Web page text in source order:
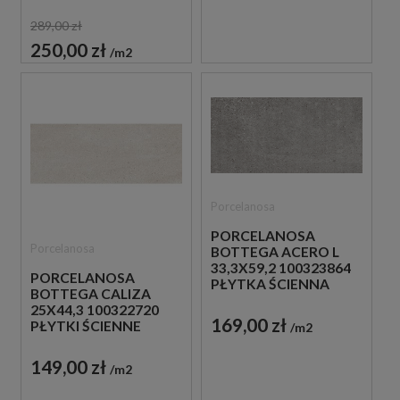
289,00 zł
250,00 zł m2
PORCELANOSA
BOTTEGA CALIZA
25X44,3 100322720
PŁYTKI ŚCIENNE
149,00 zł m2
PORCELANOSA
BOTTEGA ACERO L
33,3X59,2 100323864
PŁYTKA ŚCIENNA
169,00 zł m2